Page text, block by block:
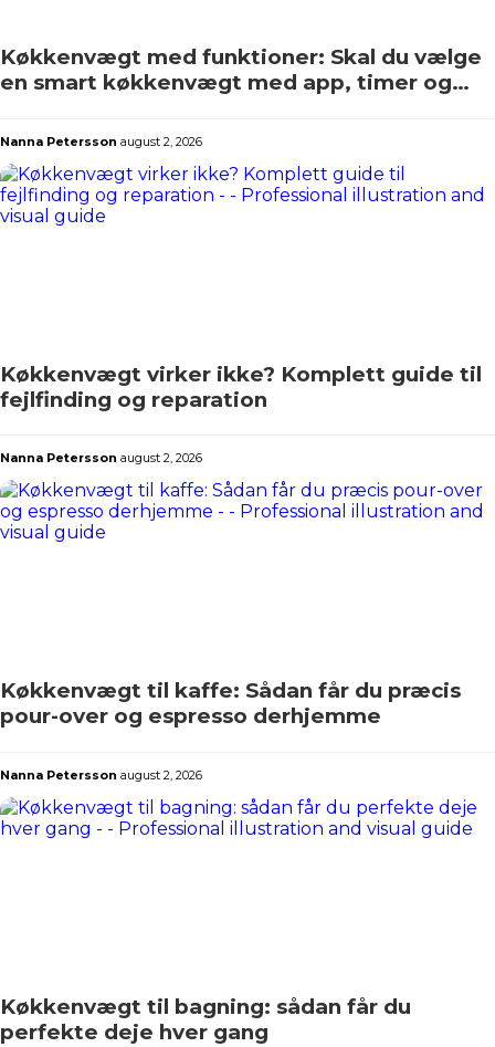
Køkkenvægt med funktioner: Skal du vælge
en smart køkkenvægt med app, timer og
Nanna Petersson august 2, 2026
Køkkenvægt virker ikke? Komplett guide til
fejlfinding og reparation
Nanna Petersson august 2, 2026
Køkkenvægt til kaffe: Sådan får du præcis
pour-over og espresso derhjemme
Nanna Petersson august 2, 2026
Køkkenvægt til bagning: sådan får du
perfekte deje hver gang